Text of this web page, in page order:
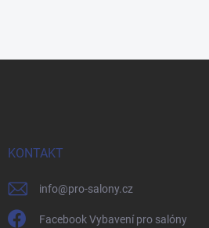
KONTAKT
info@pro-salony.cz
Facebook Vybavení pro salóny